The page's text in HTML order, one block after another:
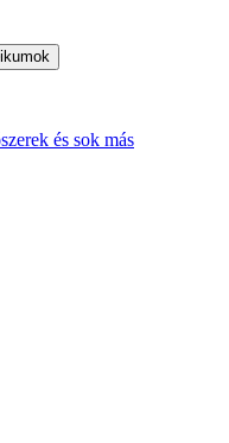
és sok más